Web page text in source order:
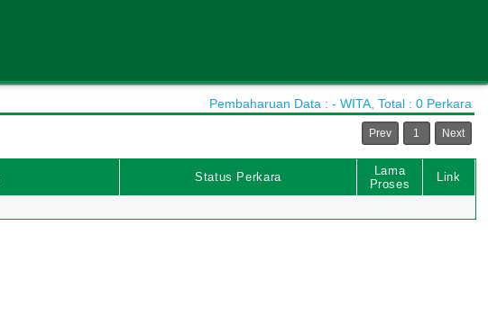
Pembaharuan Data : - WITA, Total : 0 Perkara
Prev 1 Next
Status Perkara
Lama
Proses
Link